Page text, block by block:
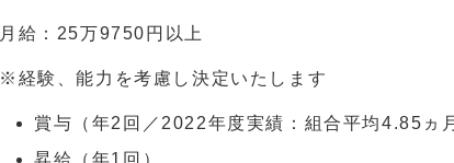
月給：25万9750円以上
※経験、能力を考慮し決定いたします
賞与（年2回／2022年度実績：組合平均4.85ヵ